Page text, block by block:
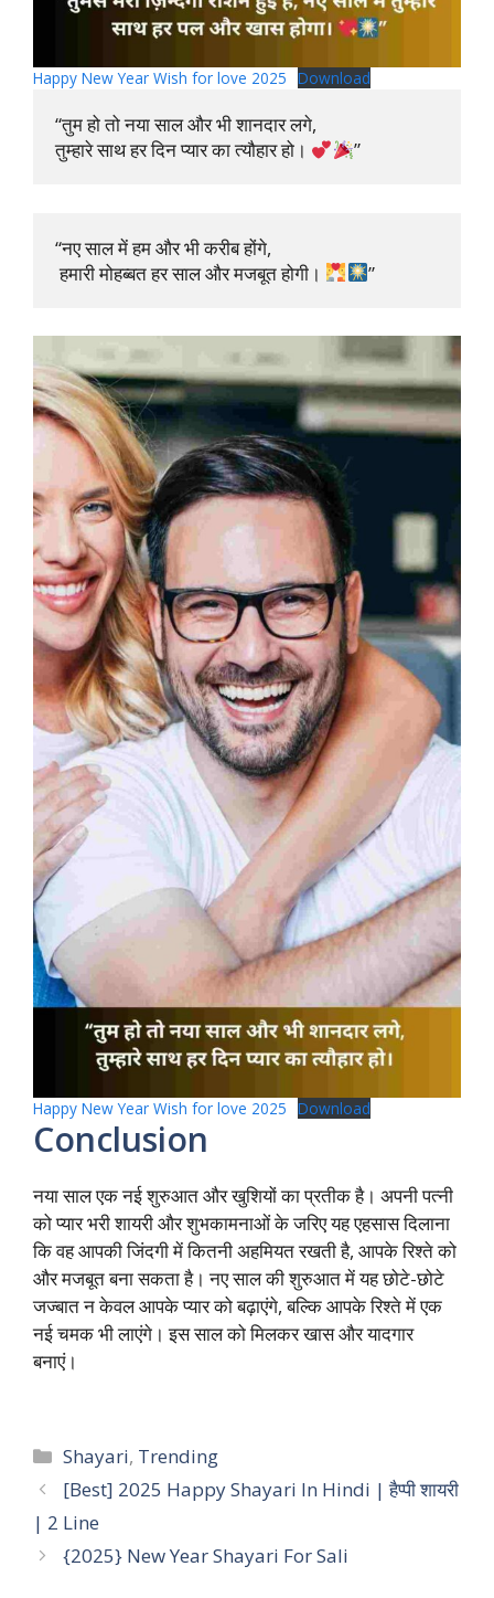
Happy New Year Wish for love 2025 Download
“तुम हो तो नया साल और भी शानदार लगे,
तुम्हारे साथ हर दिन प्यार का त्यौहार हो।
”
“नए साल में हम और भी करीब होंगे,
हमारी मोहब्बत हर साल और मजबूत होगी।
”
Happy New Year Wish for love 2025 Download
Conclusion
नया साल एक नई शुरुआत और खुशियों का प्रतीक है। अपनी पत्नी
को प्यार भरी शायरी और शुभकामनाओं के जरिए यह एहसास दिलाना
कि वह आपकी जिंदगी में कितनी अहमियत रखती है, आपके रिश्ते को
और मजबूत बना सकता है। नए साल की शुरुआत में यह छोटे-छोटे
जज्बात न केवल आपके प्यार को बढ़ाएंगे, बल्कि आपके रिश्ते में एक
नई चमक भी लाएंगे। इस साल को मिलकर खास और यादगार
बनाएं।
Categories
Shayari, Trending
[Best] 2025 Happy Shayari In Hindi | हैप्पी शायरी
| 2 Line
{2025} New Year Shayari For Sali